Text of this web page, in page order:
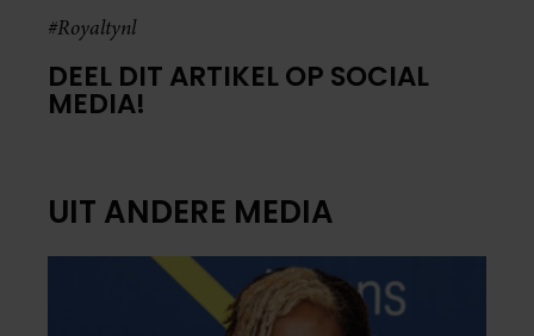
#Royaltynl
DEEL DIT ARTIKEL OP SOCIAL
MEDIA!
UIT ANDERE MEDIA